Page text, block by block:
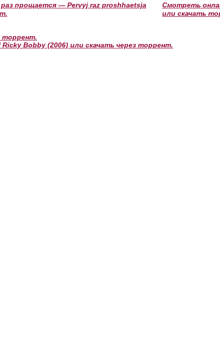
прощается — Pervyj raz proshhaetsja Смотреть
или скачать
торрент.
Bobby (2006) или скачать через торрент.